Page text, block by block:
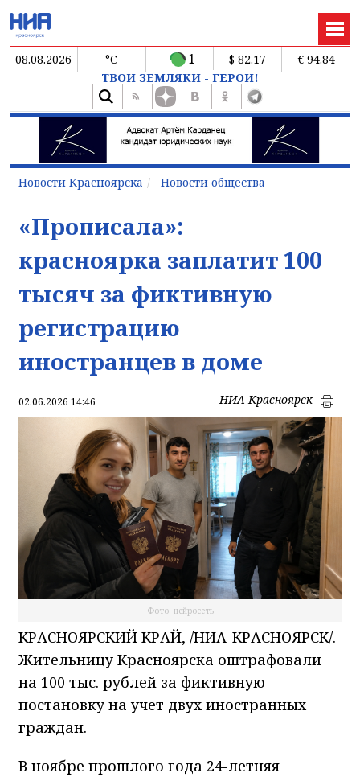
08.08.2026 °C 1 $ 82.17
€ 94.84
ТВОИ ЗЕМЛЯКИ - ГЕРОИ!
Новости Красноярска Новости общества
«Прописала»:
красноярка заплатит 100
тысяч за фиктивную
регистрацию
иностранцев в доме
02.06.2026 14:46 НИА-Красноярск
Фото: нейросеть
КРАСНОЯРСКИЙ КРАЙ, /НИА-КРАСНОЯРСК/.
Жительницу Красноярска оштрафовали
на 100 тыс. рублей за фиктивную
постановку на учет двух иностранных
граждан.
В ноябре прошлого года 24-летняя